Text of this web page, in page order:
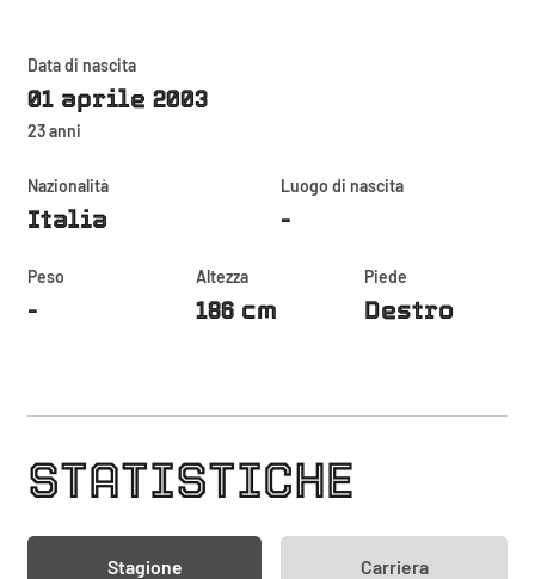
Data di nascita
01 aprile 2003
23 anni
Nazionalità
Italia
Luogo di nascita
-
Peso
-
Altezza
186 cm
Piede
Destro
STATISTICHE
Stagione Carriera